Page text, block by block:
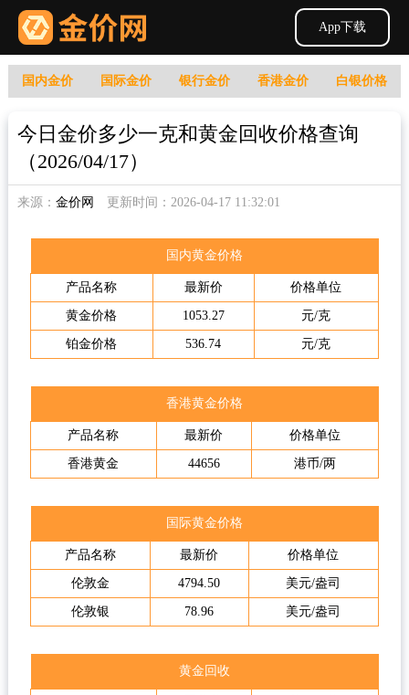
App下载
国内金价 国际金价 银行金价 香港金价 白银价格
今日金价多少一克和黄金回收价格查询
（2026/04/17）
来源： 金价网 更新时间：2026-04-17 11:32:01
国内黄金价格
产品名称 最新价 价格单位
黄金价格 1053.27 元/克
铂金价格 536.74 元/克
香港黄金价格
产品名称 最新价 价格单位
香港黄金 44656 港币/两
国际黄金价格
产品名称 最新价 价格单位
伦敦金 4794.50 美元/盎司
伦敦银 78.96 美元/盎司
黄金回收